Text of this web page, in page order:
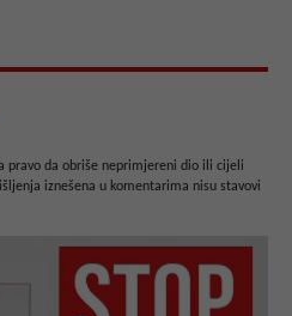
pravo da obriše neprimjereni dio ili cijeli
iznešena u komentarima nisu stavovi